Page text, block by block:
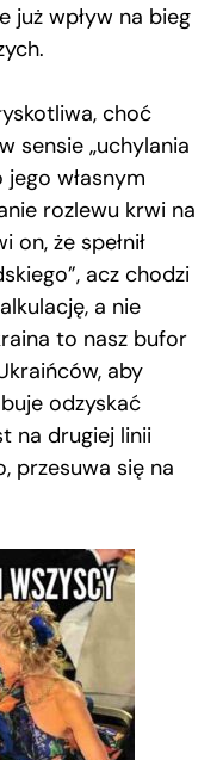
już wpływ na bieg
choć
sensie „uchylania
własnym
rozlewu krwi na
on, że spełnił
acz chodzi
a nie
to nasz bufor
aby
odzyskać
na drugiej linii
przesuwa się na